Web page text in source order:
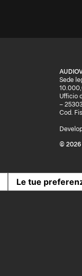
Sede
Ufficio
–
Cod.
© 2026
Le tue